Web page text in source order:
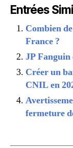
Entrées
Combien
France ?
JP
Créer un
CNIL en
fermeture